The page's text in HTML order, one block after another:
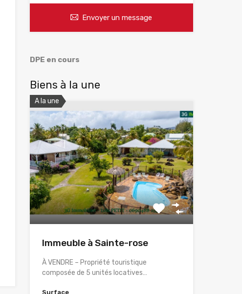
Envoyer un message
DPE en cours
Biens à la une
A la une
Immeuble à Sainte-rose
À VENDRE – Propriété touristique
composée de 5 unités locatives…
Surface